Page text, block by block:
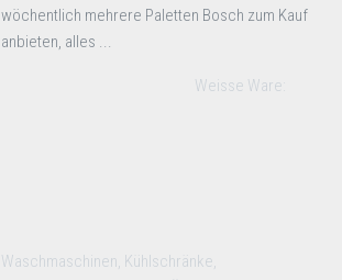
wöchentlich mehrere Paletten Bosch zum Kauf
anbieten, alles ...
Weisse Ware:
Waschmaschinen, Kühlschränke,